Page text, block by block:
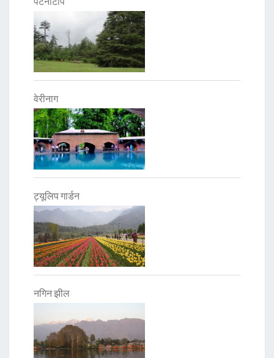
वेरीनाग
ट्यूलिप गार्डन
नगिन झील